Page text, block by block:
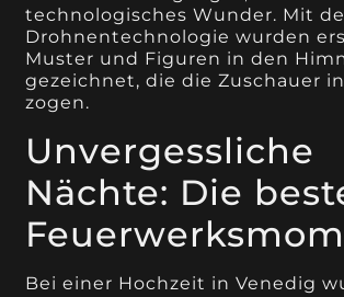
technologisches Wunder. Mit
Drohnentechnologie wurden
Muster und Figuren in den
gezeichnet, die die Zuschauer
zogen.
Unvergessliche
Nächte: Die
Bei einer Hochzeit in Venedig